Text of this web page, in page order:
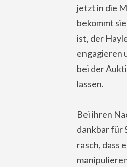
jetzt in die
bekommt
ist, der
engagieren
bei der
lassen.
Bei ihren
dankbar für
rasch, dass